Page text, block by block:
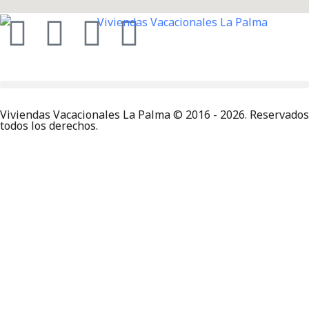
Viviendas Vacacionales La Palma © 2016 - 2026. Reservados
todos los derechos.